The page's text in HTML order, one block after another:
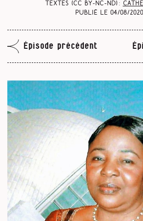
Textes (CC BY-NC-ND) :
Publié le 04/08/2020
Épisode précédent